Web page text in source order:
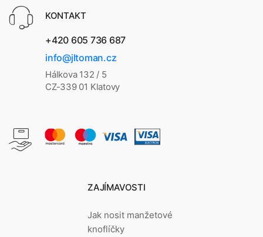
KONTAKT
+420 605 736 687
info@jltoman.cz
Hálkova 132 / 5
CZ-339 01 Klatovy
ZAJÍMAVOSTI
Jak nosit manžetové
knoflíčky